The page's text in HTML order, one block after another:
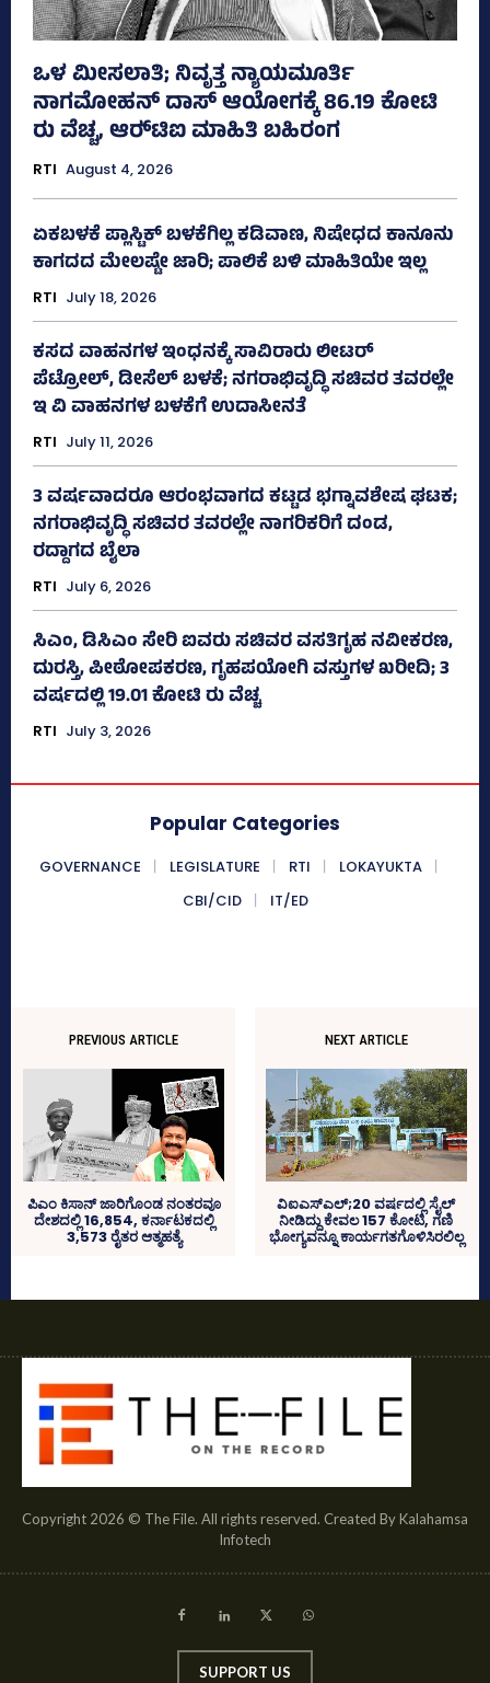
ಒಳ ಮೀಸಲಾತಿ; ನಿವೃತ್ತ ನ್ಯಾಯಮೂರ್ತಿ
ನಾಗಮೋಹನ್ ದಾಸ್ ಆಯೋಗಕ್ಕೆ 86.19 ಕೋಟಿ
ರು ವೆಚ್ಚ, ಆರ್‍‌ಟಿಐ ಮಾಹಿತಿ ಬಹಿರಂಗ
RTI August 4, 2026
ಏಕಬಳಕೆ ಪ್ಲಾಸ್ಟಿಕ್‌ ಬಳಕೆಗಿಲ್ಲ ಕಡಿವಾಣ, ನಿಷೇಧದ ಕಾನೂನು
ಕಾಗದದ ಮೇಲಷ್ಟೇ ಜಾರಿ; ಪಾಲಿಕೆ ಬಳಿ ಮಾಹಿತಿಯೇ ಇಲ್ಲ
RTI July 18, 2026
ಕಸದ ವಾಹನಗಳ ಇಂಧನಕ್ಕೆ ಸಾವಿರಾರು ಲೀಟರ್‌
ಪೆಟ್ರೋಲ್, ಡೀಸೆಲ್ ಬಳಕೆ; ನಗರಾಭಿವೃದ್ಧಿ ಸಚಿವರ ತವರಲ್ಲೇ
ಇ ವಿ ವಾಹನಗಳ ಬಳಕೆಗೆ ಉದಾಸೀನತೆ
RTI July 11, 2026
3 ವರ್ಷವಾದರೂ ಆರಂಭವಾಗದ ಕಟ್ಟಡ ಭಗ್ನಾವಶೇಷ ಘಟಕ;
ನಗರಾಭಿವೃದ್ಧಿ ಸಚಿವರ ತವರಲ್ಲೇ ನಾಗರಿಕರಿಗೆ ದಂಡ,
ರದ್ದಾಗದ ಬೈಲಾ
RTI July 6, 2026
ಸಿಎಂ, ಡಿಸಿಎಂ ಸೇರಿ ಐವರು ಸಚಿವರ ವಸತಿಗೃಹ ನವೀಕರಣ,
ದುರಸ್ತಿ, ಪೀಠೋಪಕರಣ, ಗೃಹಪಯೋಗಿ ವಸ್ತುಗಳ ಖರೀದಿ; 3
ವರ್ಷದಲ್ಲಿ 19.01 ಕೋಟಿ ರು ವೆಚ್ಚ
RTI July 3, 2026
Popular Categories
GOVERNANCE LEGISLATURE RTI
LOKAYUKTA
CBI/CID
IT/ED
PREVIOUS ARTICLE
ಪಿಎಂ ಕಿಸಾನ್‌ ಜಾರಿಗೊಂಡ ನಂತರವೂ
ದೇಶದಲ್ಲಿ 16,854, ಕರ್ನಾಟಕದಲ್ಲಿ
3,573 ರೈತರ ಆತ್ಮಹತ್ಯೆ
NEXT ARTICLE
ವಿಐಎಸ್‌ಎಲ್‌;20 ವರ್ಷದಲ್ಲಿ ಸೈಲ್‌
ನೀಡಿದ್ದು ಕೇವಲ 157 ಕೋಟಿ, ಗಣಿ
ಭೋಗ್ಯವನ್ನೂ ಕಾರ್ಯಗತಗೊಳಿಸಿರಲಿಲ್ಲ
Copyright 2026 © The File. All rights reserved. Created By Kalahamsa
Infotech
SUPPORT US